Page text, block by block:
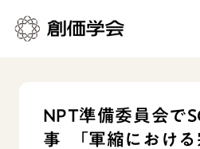
人間革命
日常の活動
NPT準備委員会で
事 「軍縮における